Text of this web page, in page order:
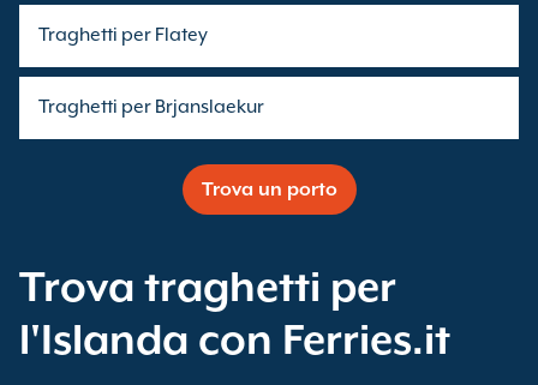
Traghetti per Flatey
Traghetti per Brjanslaekur
Trova un porto
Trova traghetti per
l'Islanda con Ferries.it